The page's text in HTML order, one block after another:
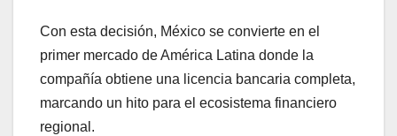
Con esta decisión, México se convierte en el
primer mercado de América Latina donde la
compañía obtiene una licencia bancaria completa,
marcando un hito para el ecosistema financiero
regional.